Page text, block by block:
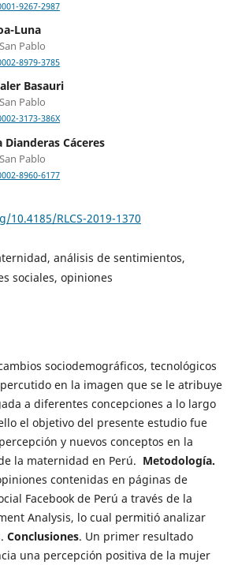
9267-2987
Luna
Pablo
8979-3785
Basauri
Pablo
3173-386X
Cáceres
Pablo
8960-6177
RLCS-2019-1370
análisis de sentimientos,
sociales, opiniones
sociodemográficos, tecnológicos
en la imagen que se le atribuye
a diferentes concepciones a lo largo
el objetivo del presente estudio fue
y nuevos conceptos en la
la maternidad en Perú. Metodología.
contenidas en páginas de
Facebook de Perú a través de la
Analysis, lo cual permitió analizar
Conclusiones. Un primer resultado
una percepción positiva de la mujer